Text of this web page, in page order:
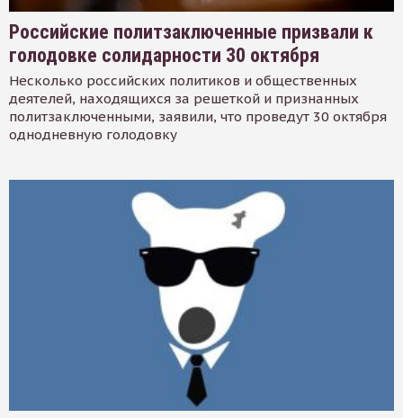
Российские политзаключенные призвали к
голодовке солидарности 30 октября
Несколько российских политиков и общественных
деятелей, находящихся за решеткой и признанных
политзаключенными, заявили, что проведут 30 октября
однодневную голодовку